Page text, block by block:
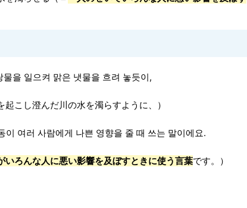
을 일으켜 맑은 냇물을 흐려 놓듯이,
起こし澄んだ川の水を濁らすように、）
이 여러 사람에게 나쁜 영향을 줄 때 쓰는 말이에요.
いろんな人に悪い影響を及ぼすときに使う言葉です。）